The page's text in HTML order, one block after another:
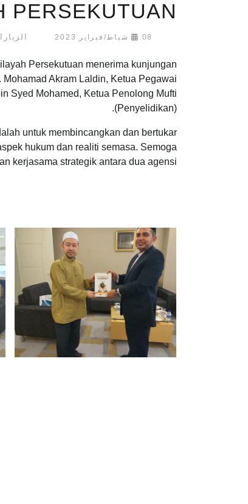
PERSEKUTUAN
08 شباط/فبراير 2023
Persekutuan menerima kunjungan
Akram Laldin, Ketua Pegawai
Syed Mohamed, Ketua Penolong Mufti
(Penyelidikan).
untuk membincangkan dan bertukar
hukum dan realiti semasa. Semoga
kerjasama strategik antara dua agensi.